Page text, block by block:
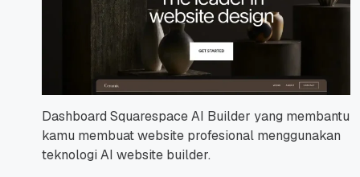
Dashboard Squarespace AI Builder yang membantu
kamu membuat website profesional menggunakan
teknologi AI website builder.